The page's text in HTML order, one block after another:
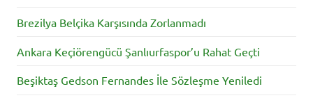
Brezilya Belçika Karşısında Zorlanmadı
Ankara Keçiörengücü Şanlıurfaspor’u Rahat Geçti
Beşiktaş Gedson Fernandes İle Sözleşme Yeniledi